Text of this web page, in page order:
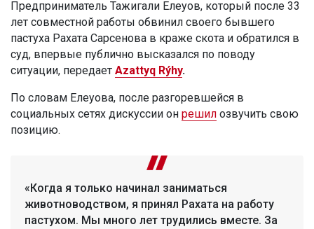
Предприниматель Тажигали Елеуов, который после 33
лет совместной работы обвинил своего бывшего
пастуха Рахата Сарсенова в краже скота и обратился в
суд, впервые публично высказался по поводу
ситуации, передает Azattyq Rýhy.
По словам Елеуова, после разгоревшейся в
социальных сетях дискуссии он решил озвучить свою
позицию.
«Когда я только начинал заниматься
животноводством, я принял Рахата на работу
пастухом. Мы много лет трудились вместе. За